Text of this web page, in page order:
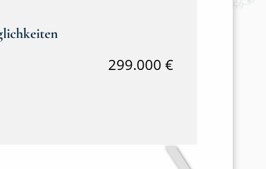
299.000 €